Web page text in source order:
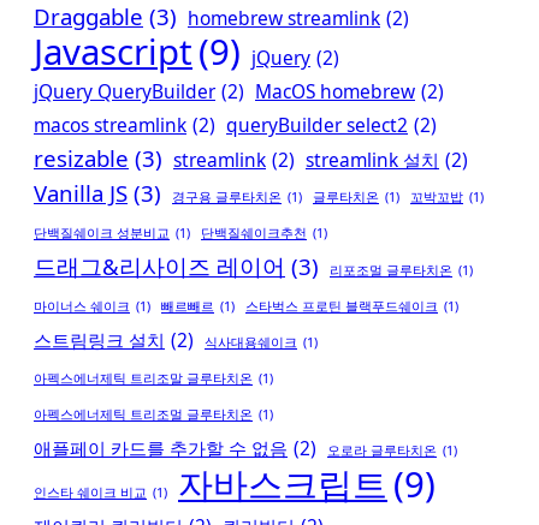
Draggable (3) homebrew streamlink (2)
Javascript(9) jQuery (2)
jQuery QueryBuilder (2) MacOS homebrew (2)
macos streamlink (2) queryBuilder select2 (2)
resizable (3) streamlink (2) streamlink 설치 (2)
Vanilla JS (3) 경구용 글루타치온 (1) 글루타치온 (1) 꼬박꼬밥 (1)
단백질쉐이크 성분비교 (1) 단백질쉐이크추천 (1)
드래그&리사이즈 레이어 (3) 리포조멀 글루타치온 (1)
마이너스 쉐이크 (1) 빼르빼르 (1) 스타벅스 프로틴 블랙푸드쉐이크 (1)
스트림링크 설치 (2) 식사대용쉐이크 (1)
아펙스에너제틱 트리조말 글루타치온 (1)
아펙스에너제틱 트리조멀 글루타치온 (1)
애플페이 카드를 추가할 수 없음 (2) 오로라 글루타치온 (1)
인스타 쉐이크 비교 (1) 자바스크립트 (9)